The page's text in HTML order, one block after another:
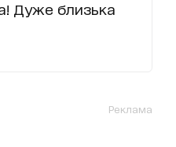
Дуже близька
Реклама